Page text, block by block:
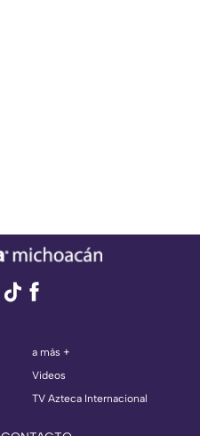
a más +
Videos
TV Azteca Internacional